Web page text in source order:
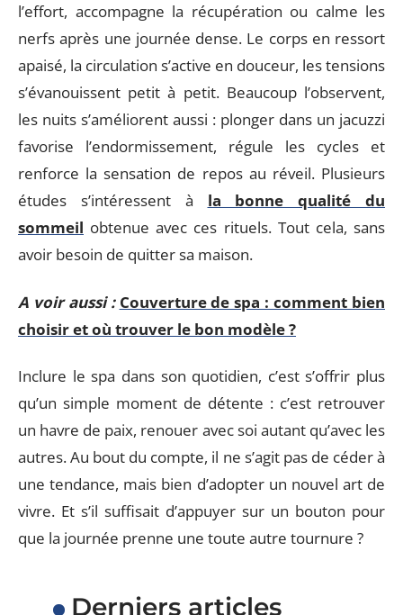
l’effort, accompagne la récupération ou calme les
nerfs après une journée dense. Le corps en ressort
apaisé, la circulation s’active en douceur, les tensions
s’évanouissent petit à petit. Beaucoup l’observent,
les nuits s’améliorent aussi : plonger dans un jacuzzi
favorise l’endormissement, régule les cycles et
renforce la sensation de repos au réveil. Plusieurs
études s’intéressent à la bonne qualité du
sommeil obtenue avec ces rituels. Tout cela, sans
avoir besoin de quitter sa maison.
A voir aussi : Couverture de spa : comment bien
choisir et où trouver le bon modèle ?
Inclure le spa dans son quotidien, c’est s’offrir plus
qu’un simple moment de détente : c’est retrouver
un havre de paix, renouer avec soi autant qu’avec les
autres. Au bout du compte, il ne s’agit pas de céder à
une tendance, mais bien d’adopter un nouvel art de
vivre. Et s’il suffisait d’appuyer sur un bouton pour
que la journée prenne une toute autre tournure ?
Derniers articles